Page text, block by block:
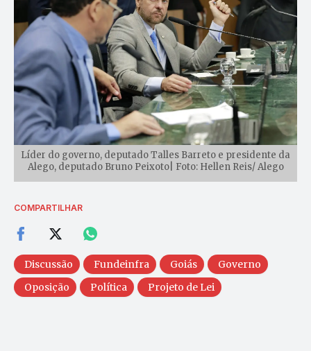
Líder do governo, deputado Talles Barreto e presidente da
Alego, deputado Bruno Peixoto| Foto: Hellen Reis/ Alego
COMPARTILHAR
Discussão Fundeinfra Goiás
Governo
Oposição
Política Projeto de Lei